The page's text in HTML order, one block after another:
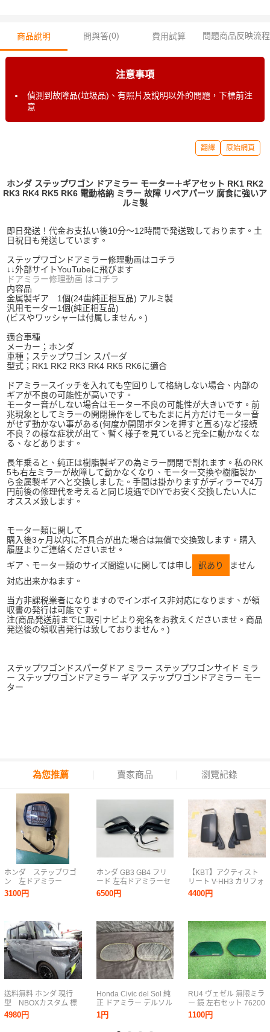
商品說明 問與答(0) 費用試算 問題商品反映流程
注意事項
偵測到故障品(垃圾品)、有照片及說明以外的問題，下標前注
意
翻譯 原始網頁
ホンダ ステップワゴン ドアミラー モーター＋ギアセット RK1 RK2
RK3 RK4 RK5 RK6 電動格納 ミラー 故障 リペアパーツ 腐食に強いア
ルミ製
即日発送！代金お支払い後10分〜12時間で発送致しております。土
日祝日も発送しています。
ステップワゴンドアミラー修理動画はコチラ
↓↓外部サイトYouTubeに飛びます
ドアミラー修理動画 はコチラ
内容品
金属製ギア 1個(24歯純正相互品) アルミ製
汎用モーター1個(純正相互品)
(ビスやワッシャーは付属しません。)
適合車種
メーカー；ホンダ
車種；ステップワゴン スパーダ
型式；RK1 RK2 RK3 RK4 RK5 RK6に適合
ドアミラースイッチを入れても空回りして格納しない場合、内部の
ギアが不良の可能性が高いです。
モーター音がしない場合はモーター不良の可能性が大きいです。前
兆現象としてミラーの開閉操作をしてもたまに片方だけモーター音
がせず動かない事がある(何度か開閉ボタンを押すと直る)など接続
不良？の様な症状が出て、暫く様子を見ていると完全に動かなくな
る、などあります。
長年乗ると、純正は樹脂製ギアの為ミラー開閉で割れます。私のRK
5も右左ミラーが故障して動かなくなり、モーター交換や樹脂製か
ら金属製ギアへと交換しました。手間は掛かりますがディラーで4万
円前後の修理代を考えると同じ境遇でDIYでお安く交換したい人に
オススメ致します。
モーター類に関して
購入後3ヶ月以内に不具合が出た場合は無償で交換致します。購入
履歴よりご連絡くださいませ。
ギア、モーター類のサイズ間違いに関しては申し
訳あり
ません
対応出来かねます。
当方非課税業者になりますのでインボイス非対応になります、が領
収書の発行は可能です。
注(商品発送前までに取引ナビより宛名をお教えくださいませ。商品
発送後の領収書発行は致しておりません。)
ステップワゴンドスパーダドア ミラー ステップワゴンサイド ミラ
ー ステップワゴンドアミラー ギア ステップワゴンドアミラー モー
ター
為您推薦 賣家商品 瀏覽記錄
ホンダ ステップワゴ
ン 左ドアミラー
3100円
送料無料 ホンダ 現行
型 NBOXカスタム 標
準グレード ６BA-JF５
JF６系共通 光沢艶あり
4980円
ホンダ GB3 GB4 フリ
ード 左右ドアミラーセ
ット サイドミラー 7ピ
ース RP45P パープル
6500円
Honda Civic del Sol 純
正 ドアミラー デルソル
EG1 EG2 輸出モデル
USDM 左右セット
1円
【KBT】アクティスト
リート V-HH3 カリフォ
ルニアミラー 左右セッ
ト ※カラカラ音あり
4400円
RU4 ヴェゼル 無限ミラ
ー 鏡 左右セット 76200
‐XMR‐0000 (ジャンク)
1100円